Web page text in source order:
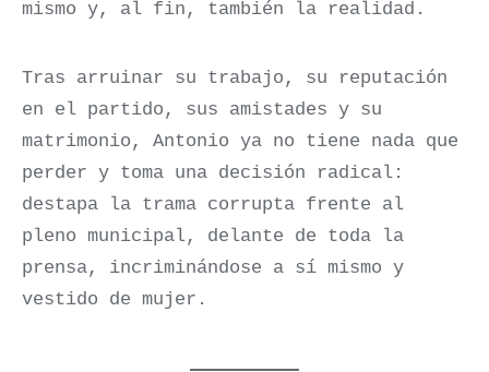
mismo y, al fin, también la realidad.
Tras arruinar su trabajo, su reputación
en el partido, sus amistades y su
matrimonio, Antonio ya no tiene nada que
perder y toma una decisión radical:
destapa la trama corrupta frente al
pleno municipal, delante de toda la
prensa, incriminándose a sí mismo y
vestido de mujer.